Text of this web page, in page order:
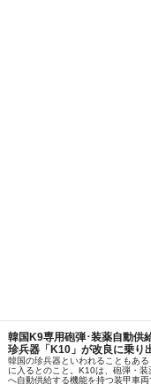
韓国K9専用砲弾･装薬自動供
珍兵器「K10」が改良に乗り
韓国の珍兵器といわれることもあ
に入るとのこと。K10は、砲弾・装
へ自動供給する機能を持つ装甲車